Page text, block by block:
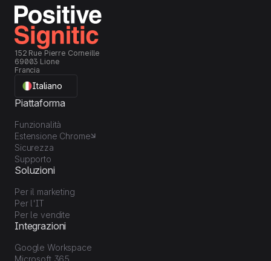
152 Rue Pierre Corneille
69003 Lione
Francia
Italiano
Piattaforma
Funzionalità
Estensione Chrome
Sicurezza
Supporto
Soluzioni
Per il marketing
Per l'IT
Per le vendite
Integrazioni
Google Workspace
Microsoft 365